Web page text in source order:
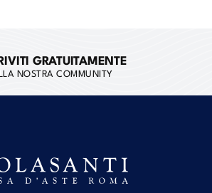
GRATUITAMENTE
NOSTRA COMMUNITY